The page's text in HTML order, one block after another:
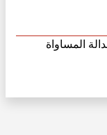
المساواة